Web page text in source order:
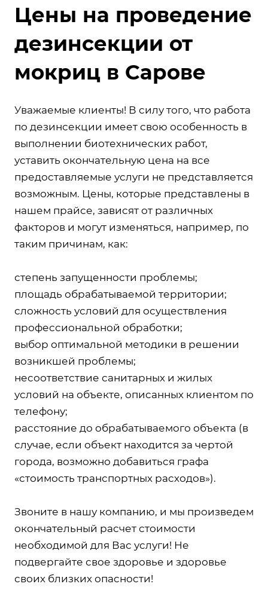
Цены на проведение
дезинсекции от
мокриц в Сарове
Уважаемые клиенты! В силу того, что работа
по дезинсекции имеет свою особенность в
выполнении биотехнических работ,
уставить окончательную цена на все
предоставляемые услуги не представляется
возможным. Цены, которые представлены в
нашем прайсе, зависят от различных
факторов и могут изменяться, например, по
таким причинам, как:
степень запущенности проблемы;
площадь обрабатываемой территории;
сложность условий для осуществления
профессиональной обработки;
выбор оптимальной методики в решении
возникшей проблемы;
несоответствие санитарных и жилых
условий на объекте, описанных клиентом по
телефону;
расстояние до обрабатываемого объекта (в
случае, если объект находится за чертой
города, возможно добавиться графа
«стоимость транспортных расходов»).
Звоните в нашу компанию, и мы произведем
окончательный расчет стоимости
необходимой для Вас услуги! Не
подвергайте свое здоровье и здоровье
своих близких опасности!